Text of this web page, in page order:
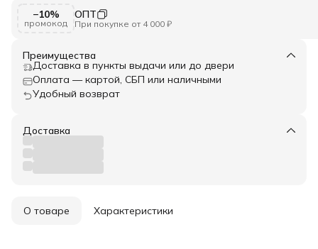
−10%
промокод
ОПТ
При покупке от 4 000 ₽
Преимущества
Доставка в пункты выдачи или до двери
Оплата — картой, СБП или наличными
Удобный возврат
Доставка
О товаре Характеристики